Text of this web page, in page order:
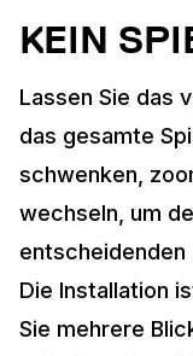
KEIN
Lassen Sie das
das gesamte
schwenken,
wechseln, um
entscheidenden
Die Installation
Sie mehrere